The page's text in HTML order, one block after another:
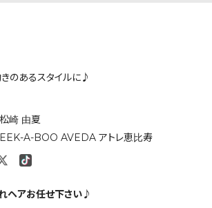
松崎 由夏
A-BOO AVEDA アトレ恵比寿
ヘアお任せ下さい♪
のあるスタイルに♪